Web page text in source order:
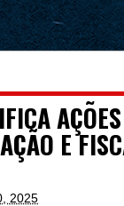
E
2025